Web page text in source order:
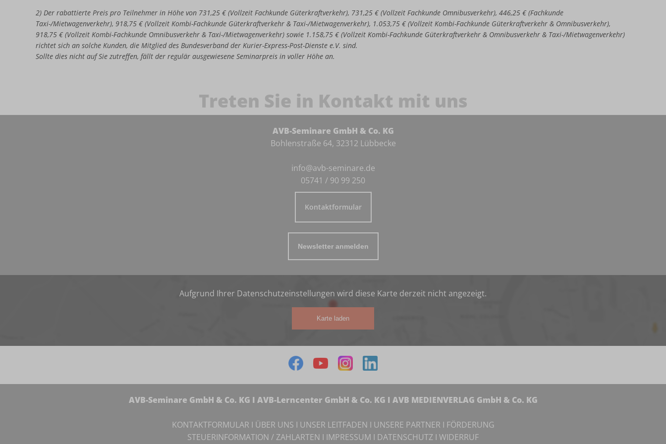
2) Der rabattierte Preis pro Teilnehmer in Höhe von 731,25 € (Vollzeit Fachkunde Güterkraftverkehr), 731,25 € (Vollzeit Fachkunde Omnibusverkehr), 446,25 € (Fachkunde
Taxi-/Mietwagenverkehr), 918,75 € (Vollzeit Kombi-Fachkunde Güterkraftverkehr & Taxi-/Mietwagenverkehr), 1.053,75 € (Vollzeit Kombi-Fachkunde Güterkraftverkehr & Omnibusverkehr),
918,75 € (Vollzeit Kombi-Fachkunde Omnibusverkehr & Taxi-/Mietwagenverkehr) sowie 1.158,75 € (Vollzeit Kombi-Fachkunde Güterkraftverkehr & Omnibusverkehr & Taxi-/Mietwagenverkehr)
richtet sich an solche Kunden, die Mitglied des Bundesverband der Kurier-Express-Post-Dienste e.V. sind.
Sollte dies nicht auf Sie zutreffen, fällt der regulär ausgewiesene Seminarpreis in voller Höhe an.
Treten Sie in Kontakt mit uns
AVB-Seminare GmbH & Co. KG
Bohlenstraße 64, 32312 Lübbecke
info@avb-seminare.de
05741 / 90 99 250
Kontaktformular
Newsletter anmelden
Aufgrund Ihrer Datenschutzeinstellungen wird diese Karte derzeit nicht angezeigt.
Karte laden
AVB-Seminare GmbH & Co. KG I AVB-Lerncenter GmbH & Co. KG I AVB MEDIENVERLAG GmbH & Co. KG
KONTAKTFORMULAR I ÜBER UNS I UNSER LEITFADEN I UNSERE PARTNER I FÖRDERUNG
STEUERINFORMATION / ZAHLARTEN I IMPRESSUM I DATENSCHUTZ I WIDERRUF